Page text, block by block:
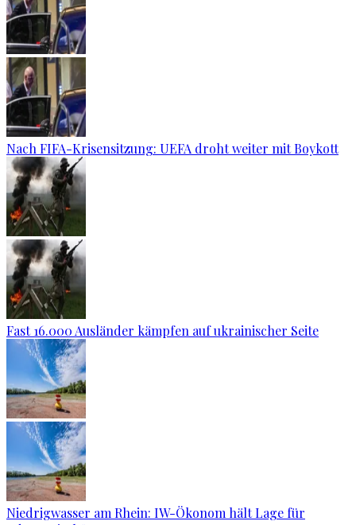
Nach FIFA-Krisensitzung: UEFA droht weiter mit Boykott
Fast 16.000 Ausländer kämpfen auf ukrainischer Seite
Niedrigwasser am Rhein: IW-Ökonom hält Lage für